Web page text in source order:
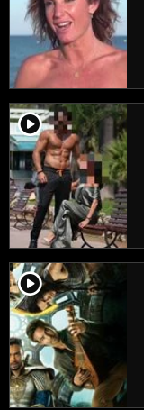
player2
player2